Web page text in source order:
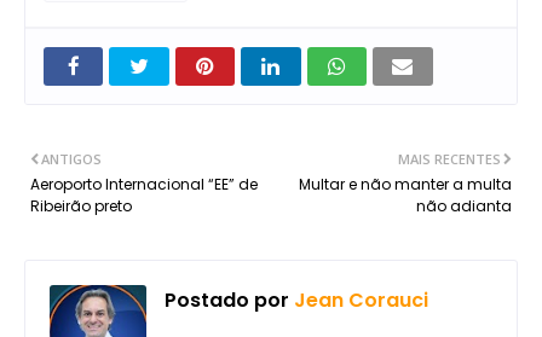
MAIS RECENTES
Multar e não manter a multa
não adianta
ANTIGOS
Aeroporto Internacional “EE” de
Ribeirão preto
Postado por Jean Corauci